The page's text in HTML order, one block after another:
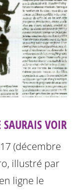
SAURAIS VOIR
(décembre
illustré par
ligne le